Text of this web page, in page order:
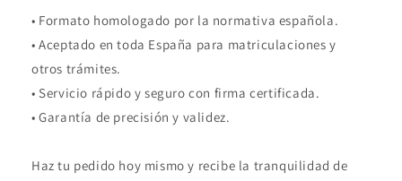
• Formato homologado por la normativa española.
• Aceptado en toda España para matriculaciones y
otros trámites.
• Servicio rápido y seguro con firma certificada.
• Garantía de precisión y validez.
Haz tu pedido hoy mismo y recibe la tranquilidad de